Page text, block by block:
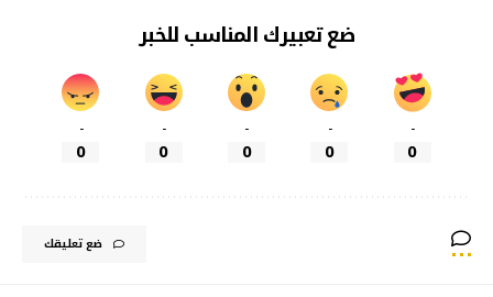
ضع تعبيرك المناسب للخبر
-
0
-
0
-
0
-
0
-
0
ضع تعليقك